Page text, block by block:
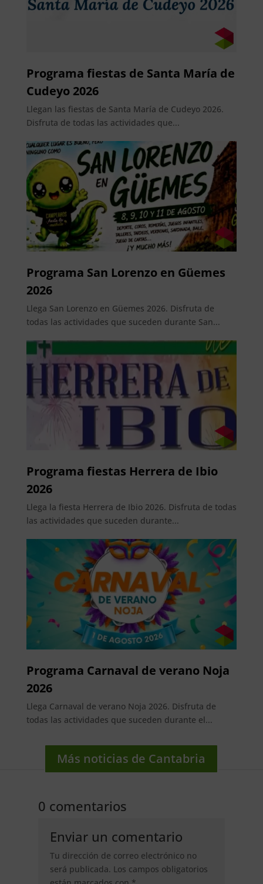
Programa fiestas de Santa María de
Cudeyo 2026
Llegan las fiestas de Santa María de Cudeyo 2026.
Disfruta de todas las actividades que...
Programa San Lorenzo en Güemes
2026
Llega San Lorenzo en Güemes 2026. Disfruta de
todas las actividades que suceden durante San...
Programa fiestas Herrera de Ibio
2026
Llega la fiesta Herrera de Ibio 2026. Disfruta de todas
las actividades que suceden durante...
Programa Carnaval de verano Noja
2026
Llega Carnaval de verano Noja 2026. Disfruta de
todas las actividades que suceden durante el...
Más noticias de Cantabria
0 comentarios
Enviar un comentario
Tu dirección de correo electrónico no
será publicada. Los campos obligatorios